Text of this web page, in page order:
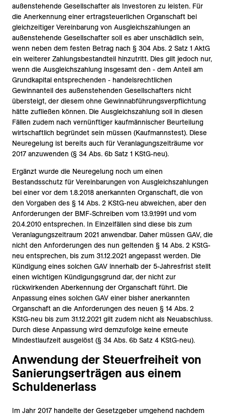
außenstehende Gesellschafter als Investoren zu leisten. Für
die Anerkennung einer ertragsteuerlichen Organschaft bei
gleichzeitiger Vereinbarung von Ausgleichszahlungen an
außenstehende Gesellschafter soll es aber unschädlich sein,
wenn neben dem festen Betrag nach § 304 Abs. 2 Satz 1 AktG
ein weiterer Zahlungsbestandteil hinzutritt. Dies gilt jedoch nur,
wenn die Ausgleichszahlung insgesamt den - dem Anteil am
Grundkapital entsprechenden - handelsrechtlichen
Gewinnanteil des außenstehenden Gesellschafters nicht
übersteigt, der diesem ohne Gewinnabführungsverpflichtung
hätte zufließen können. Die Ausgleichszahlung soll in diesen
Fällen zudem nach vernünftiger kaufmännischer Beurteilung
wirtschaftlich begründet sein müssen (Kaufmannstest). Diese
Neuregelung ist bereits auch für Veranlagungszeiträume vor
2017 anzuwenden (§ 34 Abs. 6b Satz 1 KStG-neu).
Ergänzt wurde die Neuregelung noch um einen
Bestandsschutz für Vereinbarungen von Ausgleichszahlungen
bei einer vor dem 1.8.2018 anerkannten Organschaft, die von
den Vorgaben des § 14 Abs. 2 KStG-neu abweichen, aber den
Anforderungen der BMF-Schreiben vom 13.9.1991 und vom
20.4.2010 entsprechen. In Einzelfällen sind diese bis zum
Veranlagungszeitraum 2021 anwendbar. Daher müssen GAV, die
nicht den Anforderungen des nun geltenden § 14 Abs. 2 KStG-
neu entsprechen, bis zum 31.12.2021 angepasst werden. Die
Kündigung eines solchen GAV innerhalb der 5-Jahresfrist stellt
einen wichtigen Kündigungsgrund dar, der nicht zur
rückwirkenden Aberkennung der Organschaft führt. Die
Anpassung eines solchen GAV einer bisher anerkannten
Organschaft an die Anforderungen des neuen § 14 Abs. 2
KStG-neu bis zum 31.12.2021 gilt zudem nicht als Neuabschluss.
Durch diese Anpassung wird demzufolge keine erneute
Mindestlaufzeit ausgelöst (§ 34 Abs. 6b Satz 4 KStG-neu).
Anwendung der Steuerfreiheit von
Sanierungserträgen aus einem
Schuldenerlass
Im Jahr 2017 handelte der Gesetzgeber umgehend nachdem